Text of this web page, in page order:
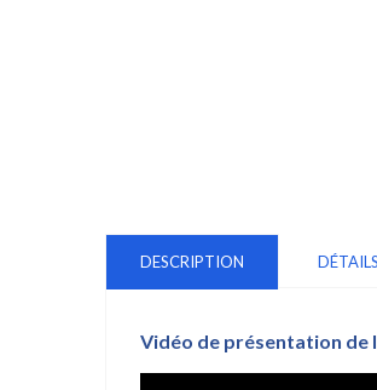
DESCRIPTION
Vidéo de présentation de